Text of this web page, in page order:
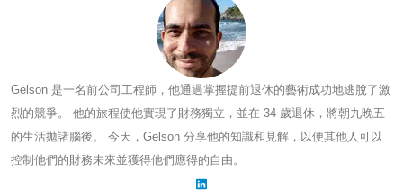
Gelson 是一名前公司工程師，他通過掌握提前退休的藝術成功地逃脫了激
烈的競爭。 他的旅程使他實現了財務獨立，並在 34 歲退休，將朝九晚五
的生活拋諸腦後。 今天，Gelson 分享他的知識和見解，以便其他人可以
控制他們的財務未來並獲得他們應得的自由。